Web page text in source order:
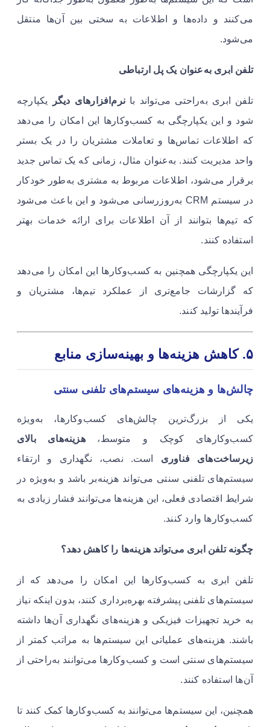
می‌کنند و داده‌ها و اطلاعات به سختی بین آن‌ها منتقل
می‌شود.
تلفن ابری به‌عنوان یک پل ارتباطی
تلفن ابری به‌راحتی می‌تواند بانرم‌افزارهای دیگر
یکپارچه
شود و این یکپارچگی به کسب‌وکارها این امکان را می‌دهد
که اطلاعات تماس‌ها و تعاملات مشتریان را در یک بستر
واحد مدیریت کنند. به‌عنوان مثال، زمانی که یک تماس جدید
برقرار می‌شود، اطلاعات مربوط به مشتری به‌طور خودکار
در سیستم CRM به‌روزرسانی می‌شود و این باعث می‌شود
که تیم‌ها بتوانند از آن اطلاعات برای ارائه خدمات بهتر
استفاده کنند.
این یکپارچگی همچنین به کسب‌وکارها این امکان را می‌دهد
که گزارشات جامع‌تری از عملکرد تیم‌ها، مشتریان و
فرآیندها تولید کنند.
۵. کاهش هزینه‌ها و بهینه‌سازی منابع
چالش‌ها و هزینه‌های سیستم‌های تلفنی سنتی
یکی از بزرگ‌ترین چالش‌های کسب‌وکارها، به‌ویژه
کسب‌وکارهای کوچک و متوسط،هزینه‌های بالای
زیرساخت‌های فناوری است. نصب، نگهداری و ارتقاء
سیستم‌های تلفنی سنتی می‌تواند هزینه‌بر باشد و به‌ویژه در
شرایط اقتصادی فعلی، این هزینه‌ها می‌توانند فشار زیادی به
کسب‌وکارها وارد کنند.
چگونه تلفن ابری می‌تواند هزینه‌ها را کاهش دهد؟
تلفن ابری به کسب‌وکارها این امکان را می‌دهد که از
سیستم‌های تلفنی پیشرفته بهره‌برداری کنند، بدون اینکه نیاز
به خرید تجهیزات فیزیکی و هزینه‌های نگهداری آن‌ها داشته
باشند. هزینه‌های عملیاتی این سیستم‌ها به مراتب کمتر از
سیستم‌های سنتی است و کسب‌وکارها می‌توانند به‌راحتی از
آن‌ها استفاده کنند.
همچنین، این سیستم‌ها می‌توانند به کسب‌وکارها کمک کنند تا